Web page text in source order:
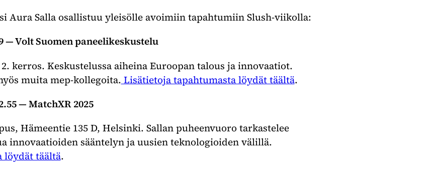
Aura Salla osallistuu yleisölle avoimiin tapahtumiin Slush-viikolla:
— Volt Suomen paneelikeskustelu
kerros. Keskustelussa aiheina Euroopan talous ja innovaatiot.
muita mep-kollegoita. Lisätietoja tapahtumasta löydät täältä.
— MatchXR 2025
Hämeentie 135 D, Helsinki. Sallan puheenvuoro tarkastelee
innovaatioiden sääntelyn ja uusien teknologioiden välillä.
löydät täältä.